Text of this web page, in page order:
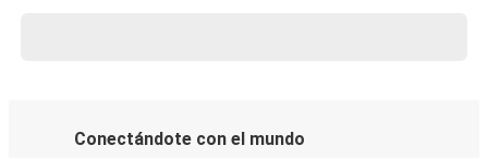
Conectándote con el mundo